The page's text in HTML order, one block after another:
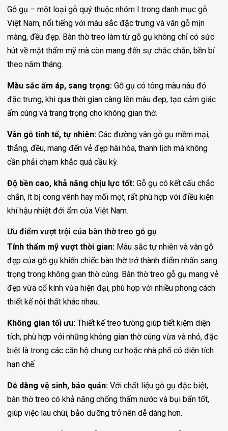
Gỗ gụ – một loại gỗ quý thuộc nhóm I trong danh mục gỗ
Việt Nam, nổi tiếng với màu sắc đặc trưng và vân gỗ mịn
màng, đều đẹp. Bàn thờ treo làm từ gỗ gụ không chỉ có sức
hút về mặt thẩm mỹ mà còn mang đến sự chắc chắn, bền bỉ
theo năm tháng.
Màu sắc ấm áp, sang trọng: Gỗ gụ có tông màu nâu đỏ
đặc trưng, khi qua thời gian càng lên màu đẹp, tạo cảm giác
ấm cúng và trang trọng cho không gian thờ.
Vân gỗ tinh tế, tự nhiên: Các đường vân gỗ gụ mềm mại,
thẳng, đều, mang đến vẻ đẹp hài hòa, thanh lịch mà không
cần phải chạm khắc quá cầu kỳ.
Độ bền cao, khả năng chịu lực tốt: Gỗ gụ có kết cấu chắc
chắn, ít bị cong vênh hay mối mọt, rất phù hợp với điều kiện
khí hậu nhiệt đới ẩm của Việt Nam.
Ưu điểm vượt trội của bàn thờ treo gỗ gụ
Tính thẩm mỹ vượt thời gian: Màu sắc tự nhiên và vân gỗ
đẹp của gỗ gụ khiến chiếc bàn thờ trở thành điểm nhấn sang
trọng trong không gian thờ cúng. Bàn thờ treo gỗ gụ mang vẻ
đẹp vừa cổ kính vừa hiện đại, phù hợp với nhiều phong cách
thiết kế nội thất khác nhau.
Không gian tối ưu: Thiết kế treo tường giúp tiết kiệm diện
tích, phù hợp với những không gian thờ cúng vừa và nhỏ, đặc
biệt là trong các căn hộ chung cư hoặc nhà phố có diện tích
hạn chế.
Dễ dàng vệ sinh, bảo quản: Với chất liệu gỗ gụ đặc biệt,
bàn thờ treo có khả năng chống thấm nước và bụi bẩn tốt,
giúp việc lau chùi, bảo dưỡng trở nên dễ dàng hơn.